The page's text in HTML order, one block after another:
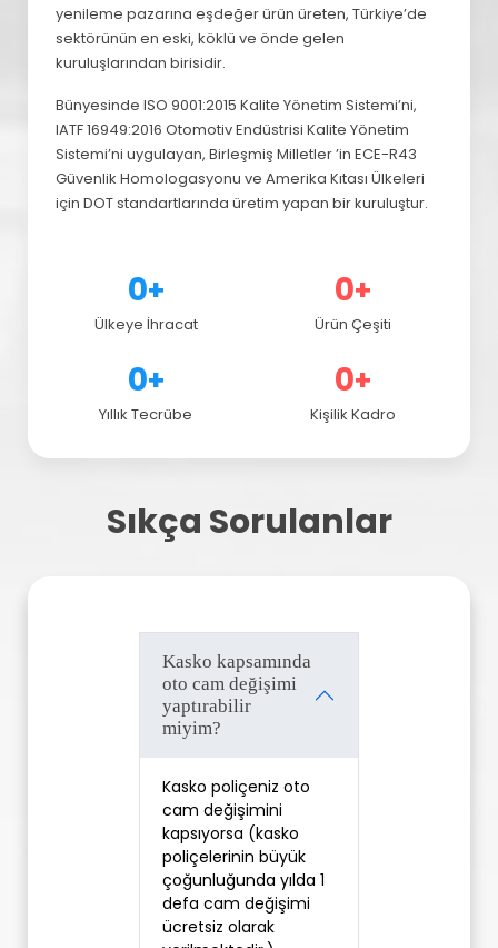
yenileme pazarına eşdeğer ürün üreten, Türkiye’de
sektörünün en eski, köklü ve önde gelen
kuruluşlarından birisidir.
Bünyesinde ISO 9001:2015 Kalite Yönetim Sistemi’ni,
IATF 16949:2016 Otomotiv Endüstrisi Kalite Yönetim
Sistemi’ni uygulayan, Birleşmiş Milletler ’in ECE-R43
Güvenlik Homologasyonu ve Amerika Kıtası Ülkeleri
için DOT standartlarında üretim yapan bir kuruluştur.
0+
Ülkeye İhracat
0+
Ürün Çeşiti
0+
Yıllık Tecrübe
0+
Kişilik Kadro
Sıkça Sorulanlar
Kasko kapsamında
oto cam değişimi
yaptırabilir
miyim?
Kasko poliçeniz oto
cam değişimini
kapsıyorsa (kasko
poliçelerinin büyük
çoğunluğunda yılda 1
defa cam değişimi
ücretsiz olarak